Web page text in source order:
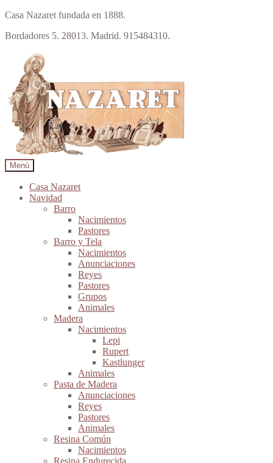
Casa Nazaret fundada en 1888.
Bordadores 5. 28013. Madrid. 915484310.
navegación
contenido
Menú
Casa Nazaret
Navidad
Barro
Nacimientos
Pastores
Barro y Tela
Nacimientos
Anunciaciones
Reyes
Pastores
Grupos
Animales
Madera
Nacimientos
Lepi
Rupert
Kastlunger
Animales
Pasta de Madera
Anunciaciones
Reyes
Pastores
Animales
Resina Común
Nacimientos
Resina Endurecida